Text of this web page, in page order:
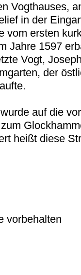
Vogthauses,
in der
vom ersten
Jahre 1597
Vogt,
der
auf die
heißt diese
vorbehalten